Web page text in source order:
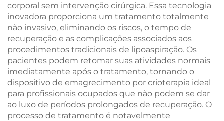
corporal sem intervenção cirúrgica. Essa tecnologia
inovadora proporciona um tratamento totalmente
não invasivo, eliminando os riscos, o tempo de
recuperação e as complicações associados aos
procedimentos tradicionais de lipoaspiração. Os
pacientes podem retomar suas atividades normais
imediatamente após o tratamento, tornando o
dispositivo de emagrecimento por crioterapia ideal
para profissionais ocupados que não podem se dar
ao luxo de períodos prolongados de recuperação. O
processo de tratamento é notavelmente